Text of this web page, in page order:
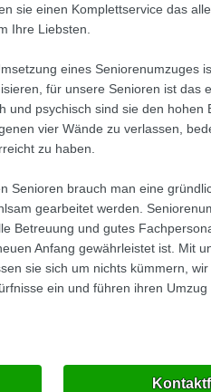
sie einen Komplettservice das
Ihre Liebsten.
eines Seniorenumzuges
für unsere Senioren ist das
und psychisch sind sie den hohen
vier Wände zu verlassen,
zu haben.
Senioren brauch man eine
gearbeitet werden.
Betreuung und gutes
Anfang gewährleistet ist. Mit
sie sich um nichts kümmern,
ein und führen ihren Umzug